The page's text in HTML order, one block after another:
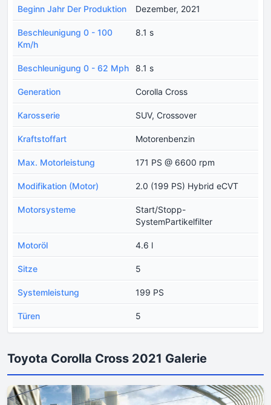
Beginn Jahr Der Produktion Dezember, 2021
Beschleunigung 0 - 100
Km/h
8.1 s
Beschleunigung 0 - 62 Mph 8.1 s
Generation Corolla Cross
Karosserie SUV, Crossover
Kraftstoffart Motorenbenzin
Max. Motorleistung 171 PS @ 6600 rpm
Modifikation (Motor) 2.0 (199 PS) Hybrid eCVT
Motorsysteme
Start/Stopp-
SystemPartikelfilter
Motoröl 4.6 l
Sitze 5
Systemleistung 199 PS
Türen 5
Toyota Corolla Cross 2021 Galerie